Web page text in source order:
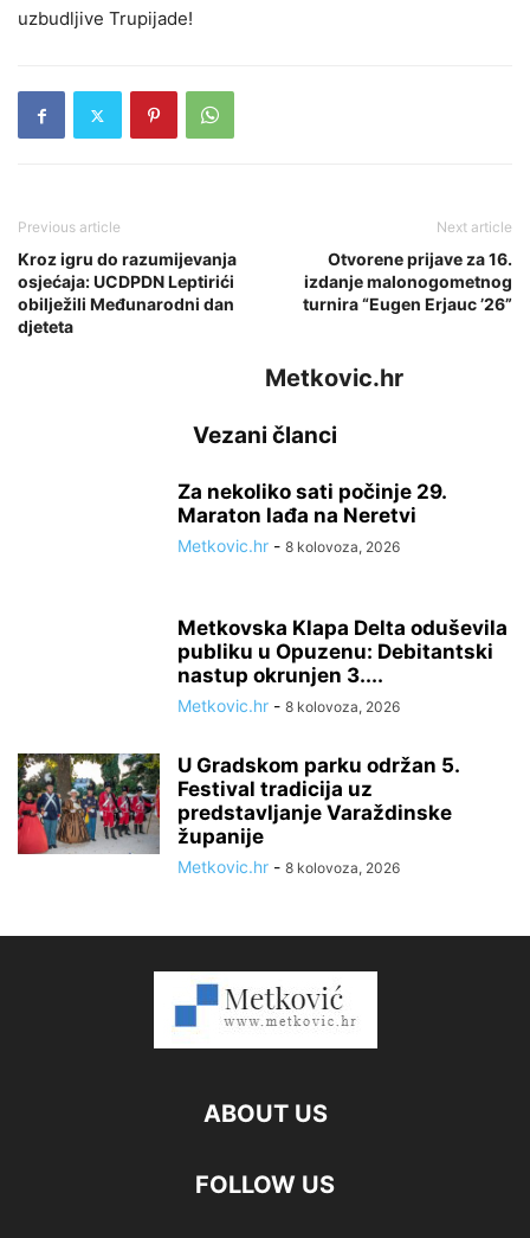
uzbudljive Trupijade!
Previous article
Kroz igru do razumijevanja
osjećaja: UCDPDN Leptirići
obilježili Međunarodni dan
djeteta
Next article
Otvorene prijave za 16.
izdanje malonogometnog
turnira “Eugen Erjauc ’26”
Metkovic.hr
Vezani članci
Za nekoliko sati počinje 29.
Maraton lađa na Neretvi
Metkovic.hr - 8 kolovoza, 2026
Metkovska Klapa Delta oduševila
publiku u Opuzenu: Debitantski
nastup okrunjen 3....
Metkovic.hr - 8 kolovoza, 2026
U Gradskom parku održan 5.
Festival tradicija uz
predstavljanje Varaždinske
županije
Metkovic.hr - 8 kolovoza, 2026
ABOUT US
FOLLOW US